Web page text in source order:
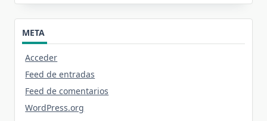
META
Acceder
Feed de entradas
Feed de comentarios
WordPress.org